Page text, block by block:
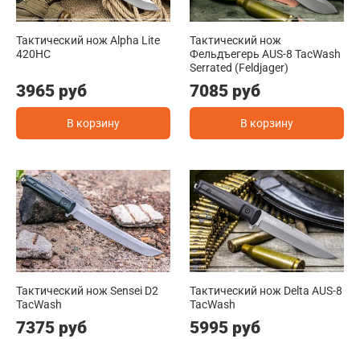
Тактический нож Alpha Lite
420HC
3965 руб
В корзину
Тактический нож
Фельдъегерь AUS-8 TacWash
Serrated (Feldjager)
7085 руб
В корзину
Тактический нож Sensei D2
TacWash
7375 руб
Тактический нож Delta AUS-8
TacWash
5995 руб